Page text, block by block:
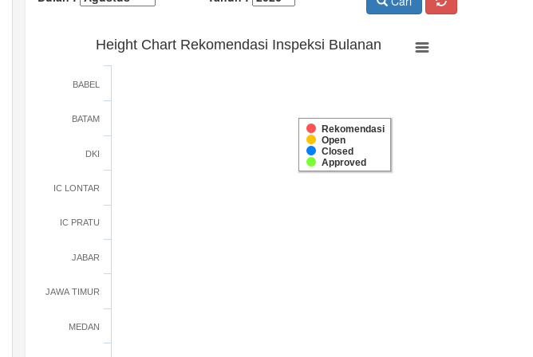
Height Chart Rekomendasi Inspeksi Bulanan
Rekomendasi
Open
Closed
Approved
BABEL
BATAM
DKI
IC LONTAR
IC PRATU
JABAR
JAWA TIMUR
MEDAN